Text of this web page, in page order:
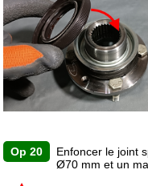
Op 20
Enfoncer le joint
Ø70 mm et un